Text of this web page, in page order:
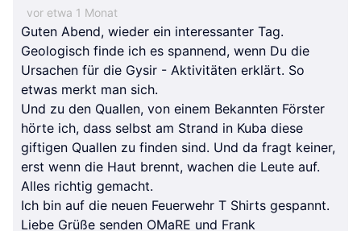
vor etwa 1 Monat
Guten Abend, wieder ein interessanter Tag.
Geologisch finde ich es spannend, wenn Du die
Ursachen für die Gysir - Aktivitäten erklärt. So
etwas merkt man sich.
Und zu den Quallen, von einem Bekannten Förster
hörte ich, dass selbst am Strand in Kuba diese
giftigen Quallen zu finden sind. Und da fragt keiner,
erst wenn die Haut brennt, wachen die Leute auf.
Alles richtig gemacht.
Ich bin auf die neuen Feuerwehr T Shirts gespannt.